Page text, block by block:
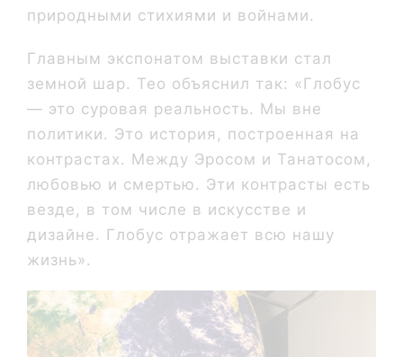
природными стихиями и войнами.
Главным экспонатом выставки стал
земной шар. Тео объяснил так: «Глобус
— это суровая реальность. Мы вне
политики. Это история, построенная на
контрастах. Между Эросом и Танатосом,
любовью и смертью. Эти контрасты есть
везде, в том числе в искусстве и
дизайне. Глобус отражает всю нашу
жизнь».